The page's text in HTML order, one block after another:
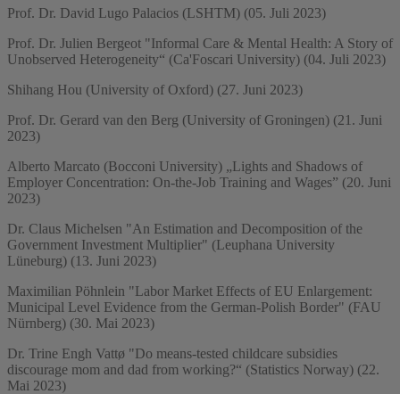
Prof. Dr. David Lugo Palacios (LSHTM) (05. Juli 2023)
Prof. Dr. Julien Bergeot "Informal Care & Mental Health: A Story of
Unobserved Heterogeneity“ (Ca'Foscari University) (04. Juli 2023)
Shihang Hou (University of Oxford) (27. Juni 2023)
Prof. Dr. Gerard van den Berg (University of Groningen) (21. Juni
2023)
Alberto Marcato (Bocconi University) „Lights and Shadows of
Employer Concentration: On-the-Job Training and Wages” (20. Juni
2023)
Dr. Claus Michelsen "An Estimation and Decomposition of the
Government Investment Multiplier" (Leuphana University
Lüneburg) (13. Juni 2023)
Maximilian Pöhnlein "Labor Market Effects of EU Enlargement:
Municipal Level Evidence from the German-Polish Border" (FAU
Nürnberg) (30. Mai 2023)
Dr. Trine Engh Vattø "Do means-tested childcare subsidies
discourage mom and dad from working?“ (Statistics Norway) (22.
Mai 2023)